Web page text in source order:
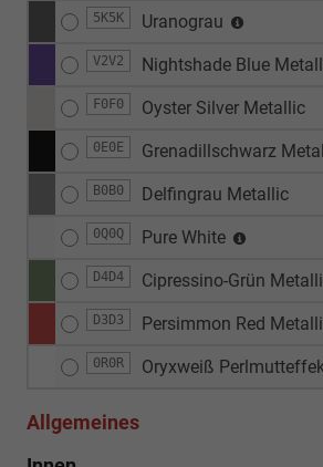
5K5K Uranograu
V2V2 Nightshade Blue
F0F0 Oyster Silver Metallic
0E0E Grenadillschwarz
B0B0 Delfingrau Metallic
0Q0Q Pure White
D4D4 Cipressino-Grün
D3D3 Persimmon Red
0R0R Oryxweiß
Allgemeines